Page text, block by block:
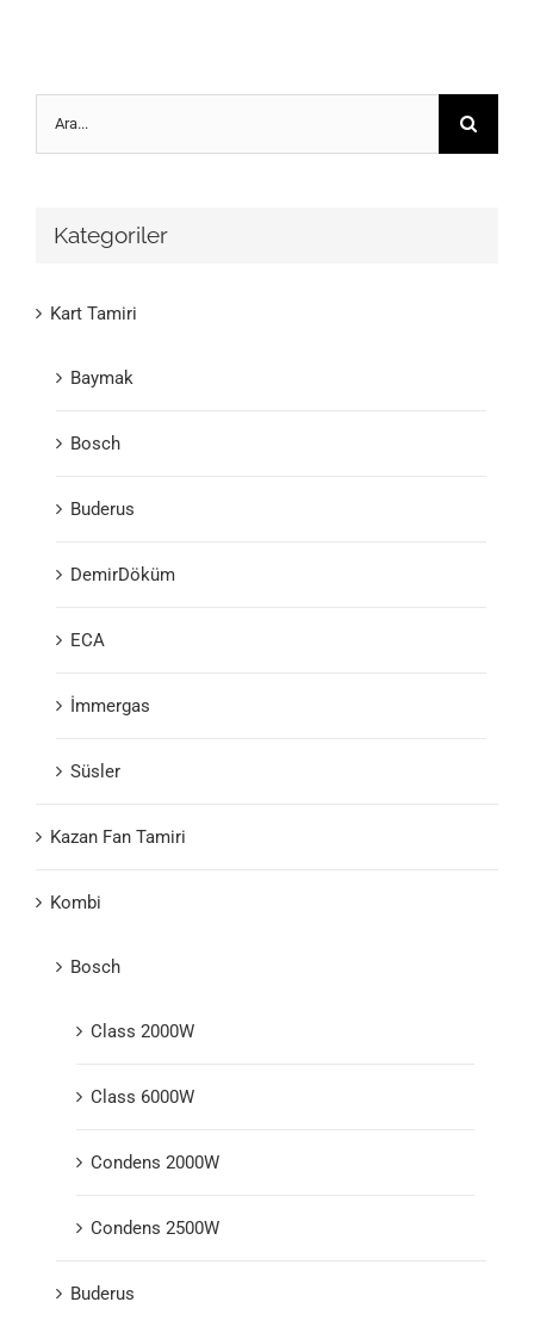
Ara:
Kategoriler
Kart Tamiri
Baymak
Bosch
Buderus
DemirDöküm
ECA
İmmergas
Süsler
Kazan Fan Tamiri
Kombi
Bosch
Class 2000W
Class 6000W
Condens 2000W
Condens 2500W
Buderus